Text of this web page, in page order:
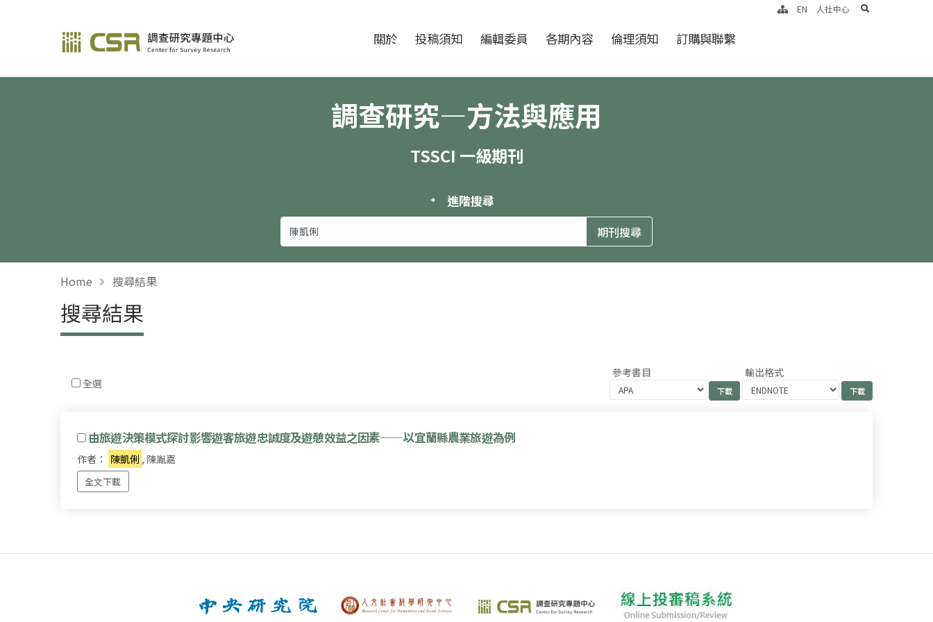
調查研究—方法與應用期刊 關於 投稿須知 編輯委員 各期內容 倫理須知 訂購與聯繫
EN 人社中心 search
調查研究—方法與應用
TSSCI 一級期刊
進階搜尋
Home 搜尋結果
搜尋結果
全選
參考書目 輸出格式
由旅遊決策模式探討影響遊客旅遊忠誠度及遊憩效益之因素——以宜蘭縣農業旅遊為例
作者： 陳凱俐 , 陳胤嘉
全文下載